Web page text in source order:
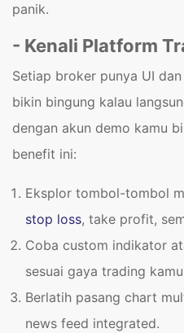
panik.
- Kenali Platform
Setiap broker punya UI
bikin bingung kalau
dengan akun demo kamu
benefit ini:
Eksplor tombol-tombol
stop loss, take profit,
Coba custom indikator
sesuai gaya trading
Berlatih pasang chart
news feed integrated.